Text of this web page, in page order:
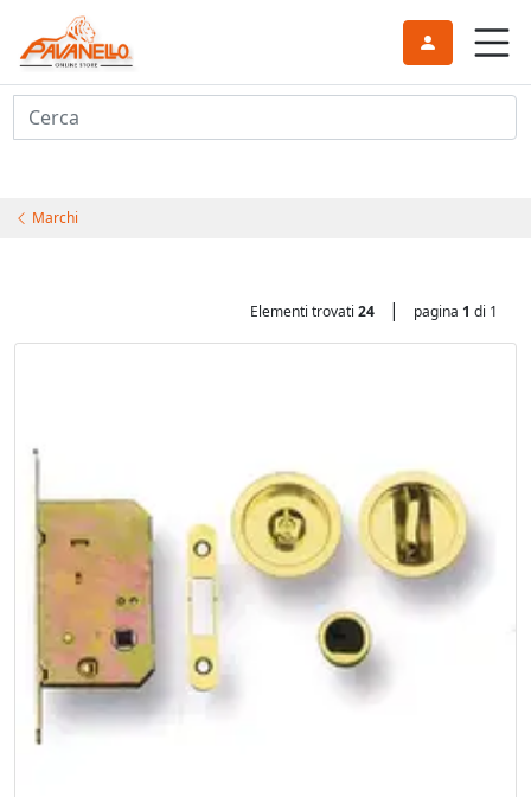
Cerca
Marchi
Elementi trovati 24 | pagina 1 di 1